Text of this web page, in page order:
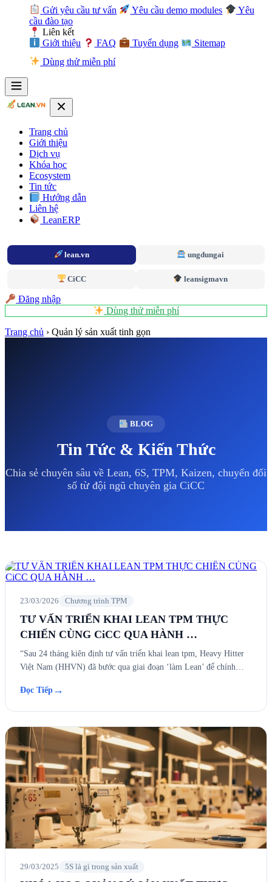
Gửi yêu cầu tư vấn
Yêu cầu demo modules
Yêu
cầu đào tạo
Liên kết
Giới thiệu
FAQ Tuyển dụng
Sitemap
Dùng thử miễn phí
Trang chủ
Giới thiệu
Dịch vụ
Khóa học
Ecosystem
Tin tức
Hướng dẫn
Liên hệ
LeanERP
lean.vn ungdungai
CiCC leansigmavn
Đăng nhập
Dùng thử miễn phí
Trang chủ › Quản lý sản xuất tinh gọn
BLOG
Tin Tức & Kiến Thức
Chia sẻ chuyên sâu về Lean, 6S, TPM, Kaizen, chuyển đổi
số từ đội ngũ chuyên gia CiCC
23/03/2026 Chương trình TPM
TƯ VẤN TRIỂN KHAI LEAN TPM THỰC
CHIẾN CÙNG CiCC QUA HÀNH …
“Sau 24 tháng kiên định tư vấn triển khai lean tpm, Heavy Hitter
Việt Nam (HHVN) đã bước qua giai đoạn ‘làm Lean’ để chính…
Đọc Tiếp →
29/03/2025 5S là gì trong sản xuất